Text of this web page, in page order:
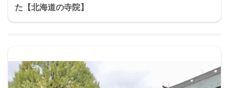
た【北海道の寺院】